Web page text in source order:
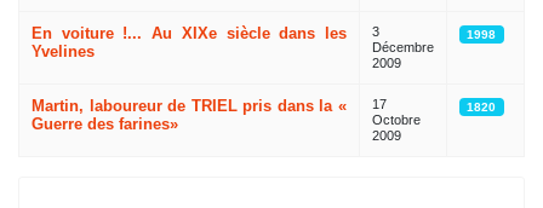
En voiture !... Au XIXe siècle dans les
Yvelines
3
Décembre
2009
1998
Martin, laboureur de TRIEL pris dans la «
Guerre des farines»
17
Octobre
2009
1820